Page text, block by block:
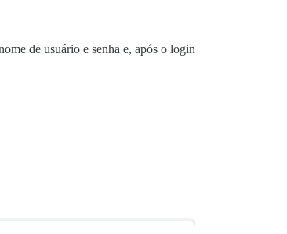
de usuário e senha e, após o login